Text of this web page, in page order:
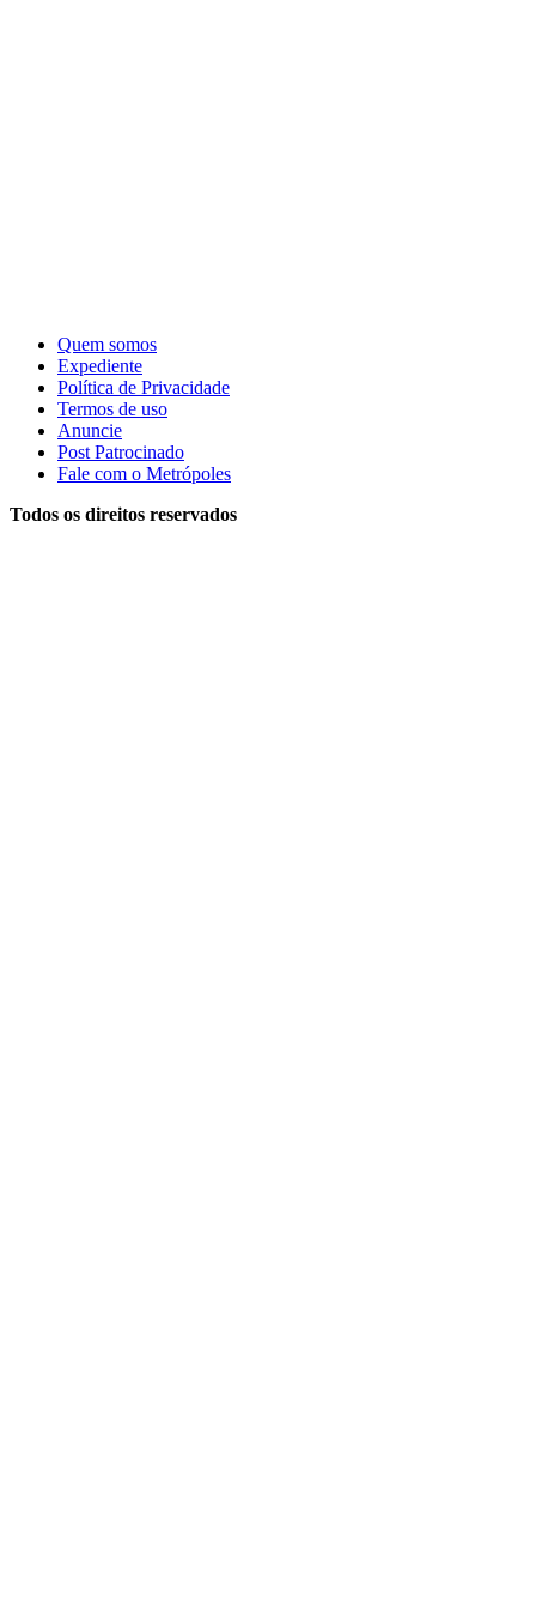
Quem somos
Expediente
Política de Privacidade
Termos de uso
Anuncie
Post Patrocinado
Fale com o Metrópoles
Todos os direitos reservados